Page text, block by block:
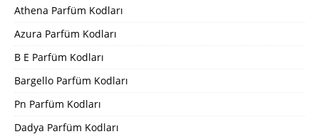
Athena Parfüm Kodları
Azura Parfüm Kodları
B E Parfüm Kodları
Bargello Parfüm Kodları
Pn Parfüm Kodları
Dadya Parfüm Kodları